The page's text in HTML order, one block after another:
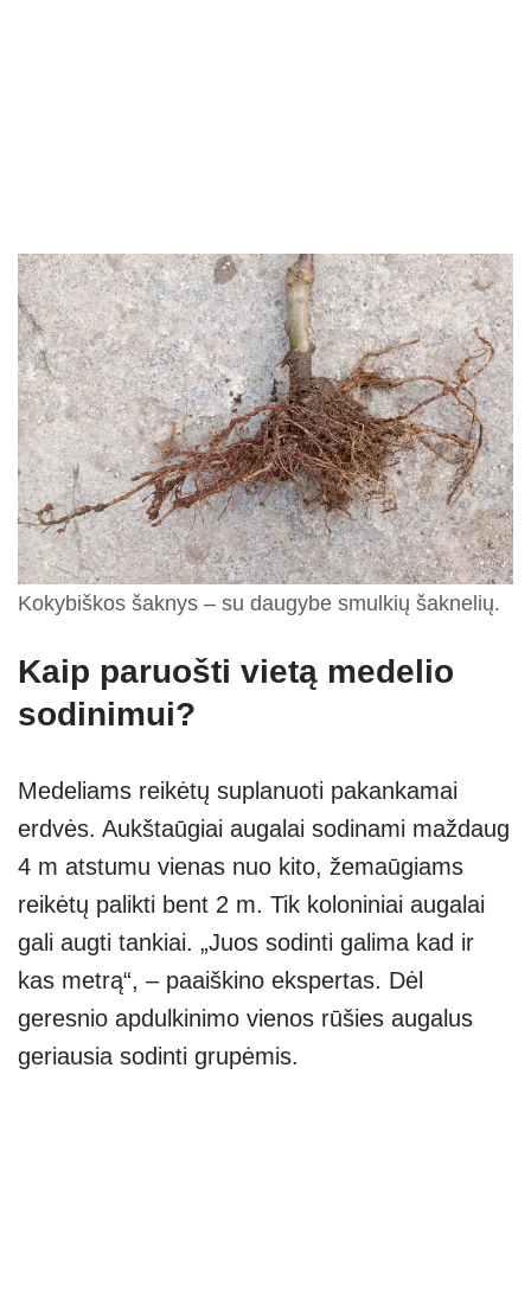
Kokybiškos šaknys – su daugybe smulkių šaknelių.
Kaip paruošti vietą medelio
sodinimui?
Medeliams reikėtų suplanuoti pakankamai
erdvės. Aukštaūgiai augalai sodinami maždaug
4 m atstumu vienas nuo kito, žemaūgiams
reikėtų palikti bent 2 m. Tik koloniniai augalai
gali augti tankiai. „Juos sodinti galima kad ir
kas metrą“, – paaiškino ekspertas. Dėl
geresnio apdulkinimo vienos rūšies augalus
geriausia sodinti grupėmis.